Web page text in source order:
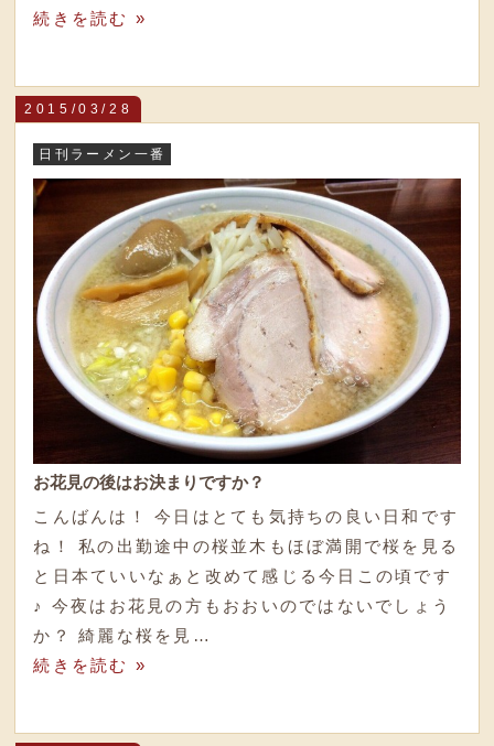
続きを読む »
2015/03/28
日刊ラーメン一番
お花見の後はお決まりですか？
こんばんは！ 今日はとても気持ちの良い日和です
ね！ 私の出勤途中の桜並木もほぼ満開で桜を見る
と日本ていいなぁと改めて感じる今日この頃です
♪ 今夜はお花見の方もおおいのではないでしょう
か？ 綺麗な桜を見…
続きを読む »